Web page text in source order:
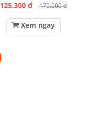
125.300 đ 179.000 đ
Xem ngay